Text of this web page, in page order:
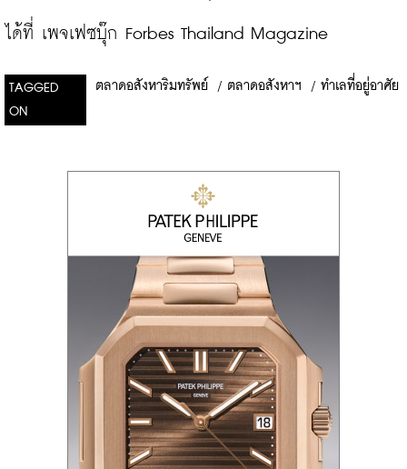
ได้ที่ เพจเฟซบุ๊ก Forbes Thailand Magazine
TAGGED
ON
ตลาดอสังหาริมทรัพย์ / ตลาดอสังหาฯ / ทำเลที่อยู่อาศัย